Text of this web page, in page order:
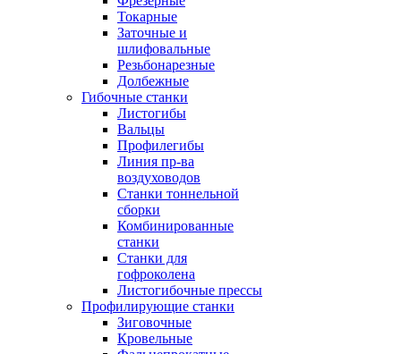
Токарные
Заточные и
шлифовальные
Резьбонарезные
Долбежные
Гибочные станки
Листогибы
Вальцы
Профилегибы
Линия пр-ва
воздуховодов
Станки тоннельной
сборки
Комбинированные
станки
Станки для
гофроколена
Листогибочные прессы
Профилирующие станки
Зиговочные
Кровельные